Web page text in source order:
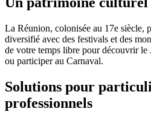
La Réunion, colonisée au 17e siècle,
diversifié avec des festivals et des
de votre temps libre pour découvrir
ou participer au Carnaval.
Solutions pour
professionnels